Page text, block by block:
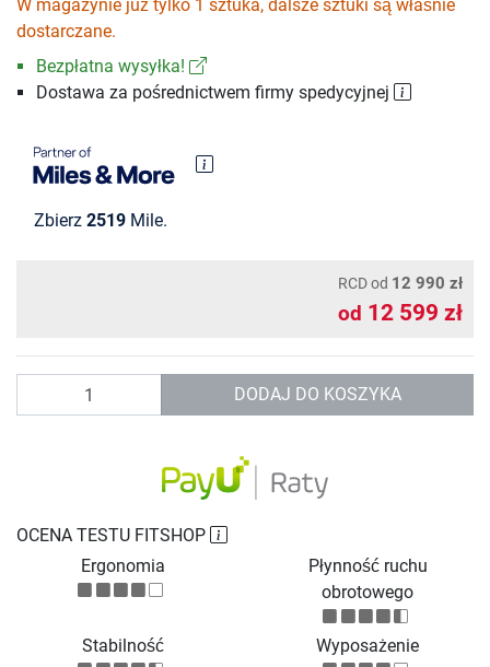
W magazynie już tylko 1 sztuka, dalsze sztuki są właśnie
dostarczane.
Bezpłatna wysyłka!
Dostawa za pośrednictwem firmy spedycyjnej
Zbierz 2519 Mile.
RCDod 12 990 zł
od 12 599 zł
DODAJ DO KOSZYKA
OCENA TESTU FITSHOP
Ergonomia
Płynność ruchu
obrotowego
Stabilność Wyposażenie